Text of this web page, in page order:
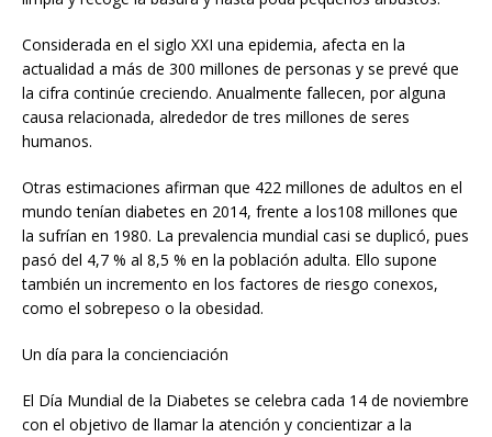
Considerada en el siglo XXI una epidemia, afecta en la
actualidad a más de 300 millones de personas y se prevé que
la cifra continúe creciendo. Anualmente fallecen, por alguna
causa relacionada, alrededor de tres millones de seres
humanos.
Otras estimaciones afirman que 422 millones de adultos en el
mundo tenían diabetes en 2014, frente a los108 millones que
la sufrían en 1980. La prevalencia mundial casi se duplicó, pues
pasó del 4,7 % al 8,5 % en la población adulta. Ello supone
también un incremento en los factores de riesgo conexos,
como el sobrepeso o la obesidad.
Un día para la concienciación
El Día Mundial de la Diabetes se celebra cada 14 de noviembre
con el objetivo de llamar la atención y concientizar a la